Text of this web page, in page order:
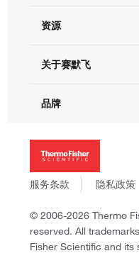
现货供应中心
联系我们 - 400 820 8982
查找文件&证书
资源
促销
社交媒体
关于赛默飞
招聘
新闻
社会责任
商标
品牌
Applied Biosystems
Invitrogen
Gibco
Unity Lab Services
Patheon
PPD
服务条款 隐私政策
© 2006-2026 Thermo
reserved. All
Fisher Scientific and its